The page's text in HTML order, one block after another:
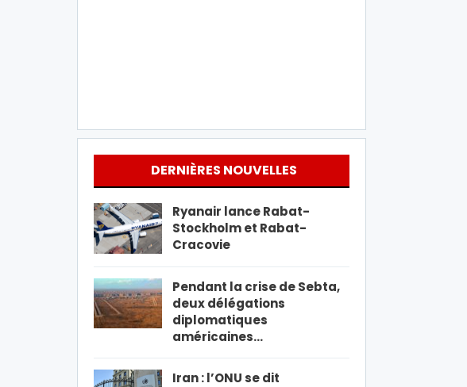
DERNIÈRES NOUVELLES
Ryanair lance Rabat-
Stockholm et Rabat-
Cracovie
Pendant la crise de Sebta,
deux délégations
diplomatiques
américaines…
Iran : l’ONU se dit